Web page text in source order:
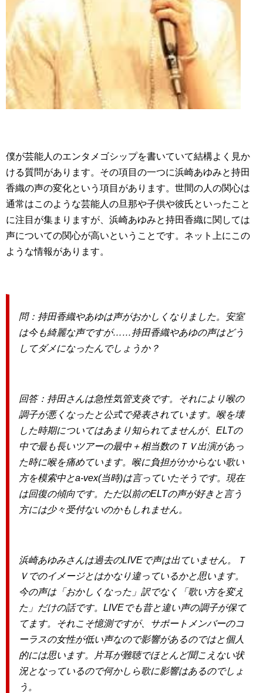
僕が芸能人のエンタメゴシップを書いていて結構よく見か
ける質問があります。その項目の一つに浜崎あゆみと持田
香織の声の変化という項目があります。世間の人の関心は
通常はこのような芸能人の旦那や子供や彼氏といったこと
に注目が集まりますが、浜崎あゆみと持田香織に関しては
声についての関心が高いということです。ネット上にこの
ような情報があります。
問：持田香織やあゆは声がおかしくなりました。安室
は今も綺麗な声ですが……持田香織やあゆの声はどう
してダメになったんでしょうか？
回答：持田さんは急性気管支炎です。それにより喉の
調子が悪くなったと公式で発表されています。喉を壊
した時期についてはあまり知られてませんが、ELTの
中で最も長いツアーの最中＋相当数のＴＶ出演があっ
た時に喉を痛めています。喉に負担がかからない歌い
方を模索中とa-vex(当時)は言っていたそうです。現在
は回復の傾向です。ただ以前のELTの声が好きと言う
方には少々受付ないのかもしれません。
浜崎あゆみさんは過去のLIVEで声は出ていません。Ｔ
Ｖでのイメージとはかなり違っているかと思います。
今の声は「おかしくなった」訳でなく「歌い方を変え
た」だけの話です。LIVEでも昔と違い声の調子が保て
てます。それこそ憶測ですが、サポートメンバーのコ
ーラスの女性が低い声なので影響があるのではと個人
的には思います。片耳が難聴でほとんど聞こえない状
況となっているので何かしら歌に影響はあるのでしょ
う。